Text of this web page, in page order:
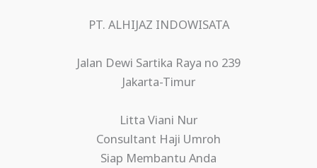
PT. ALHIJAZ INDOWISATA
Jalan Dewi Sartika Raya no 239
Jakarta-Timur
Litta Viani Nur
Consultant Haji Umroh
Siap Membantu Anda